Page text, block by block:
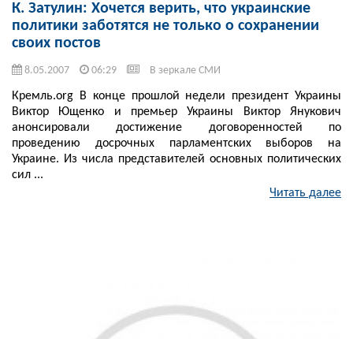
К. Затулин: Хочется верить, что украинские
политики заботятся не только о сохранении
своих постов
8.05.2007 06:29 В зеркале СМИ
Кремль.org В конце прошлой недели президент Украины
Виктор Ющенко и премьер Украины Виктор Янукович
анонсировали достижение договоренностей по
проведению досрочных парламентских выборов на
Украине. Из числа представителей основных политических
сил ...
Читать далее